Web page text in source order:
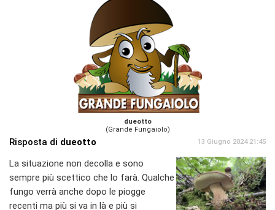
dueotto
(Grande Fungaiolo)
Risposta di dueotto 13 Giugno 2024 21:45
La situazione non decolla e sono
sempre più scettico che lo farà. Qualche
fungo verrà anche dopo le piogge
recenti ma più si va in là e più si